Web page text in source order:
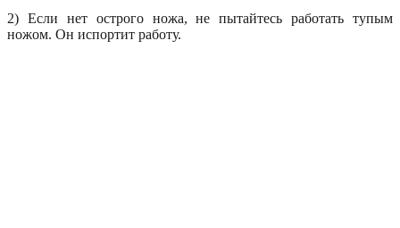
2) Если нет острого ножа, не пытайтесь работать тупым
ножом. Он испортит работу.